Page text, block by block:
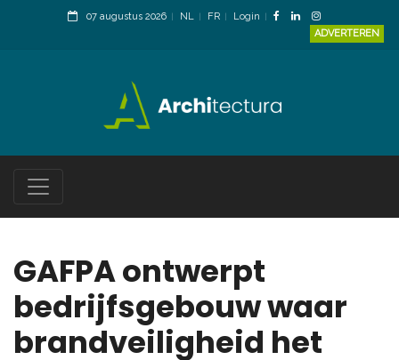
07 augustus 2026 NL FR
Login
ADVERTEREN
GAFPA ontwerpt
bedrijfsgebouw waar
brandveiligheid het